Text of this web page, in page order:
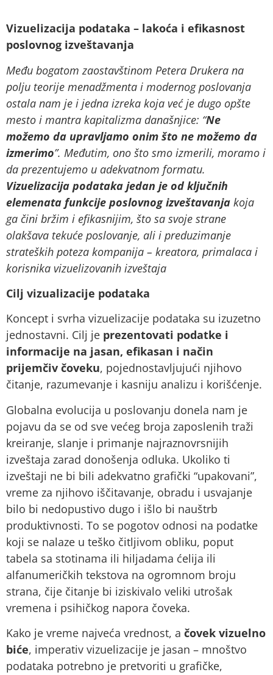
Vizuelizacija podataka – lakoća i efikasnost
poslovnog izveštavanja
Među bogatom zaostavštinom Petera Drukera na
polju teorije menadžmenta i modernog poslovanja
ostala nam je i jedna izreka koja već je dugo opšte
mesto i mantra kapitalizma današnjice: “Ne
možemo da upravljamo onim što ne možemo da
izmerimo”. Međutim, ono što smo izmerili, moramo i
da prezentujemo u adekvatnom formatu.
Vizuelizacija podataka jedan je od ključnih
elemenata funkcije poslovnog izveštavanja koja
ga čini bržim i efikasnijim, što sa svoje strane
olakšava tekuće poslovanje, ali i preduzimanje
strateških poteza kompanija – kreatora, primalaca i
korisnika vizuelizovanih izveštaja
Cilj vizualizacije podataka
Koncept i svrha vizuelizacije podataka su izuzetno
jednostavni. Cilj je prezentovati podatke i
informacije na jasan, efikasan i način
prijemčiv čoveku, pojednostavljujući njihovo
čitanje, razumevanje i kasniju analizu i korišćenje.
Globalna evolucija u poslovanju donela nam je
pojavu da se od sve većeg broja zaposlenih traži
kreiranje, slanje i primanje najraznovrsnijih
izveštaja zarad donošenja odluka. Ukoliko ti
izveštaji ne bi bili adekvatno grafički “upakovani”,
vreme za njihovo iščitavanje, obradu i usvajanje
bilo bi nedopustivo dugo i išlo bi nauštrb
produktivnosti. To se pogotov odnosi na podatke
koji se nalaze u teško čitljivom obliku, poput
tabela sa stotinama ili hiljadama ćelija ili
alfanumeričkih tekstova na ogromnom broju
strana, čije čitanje bi iziskivalo veliki utrošak
vremena i psihičkog napora čoveka.
Kako je vreme najveća vrednost, a čovek vizuelno
biće, imperativ vizuelizacije je jasan – mnoštvo
podataka potrebno je pretvoriti u grafičke,